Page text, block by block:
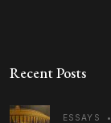
Recent Posts
ESSAYS •